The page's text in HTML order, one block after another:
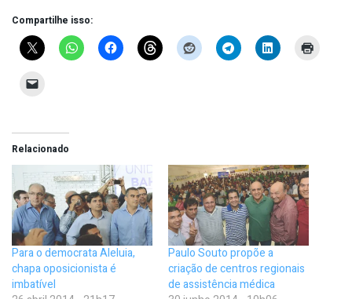
Compartilhe isso:
Relacionado
Para o democrata Aleluia,
chapa oposicionista é
imbatível
Paulo Souto propõe a
criação de centros regionais
de assistência médica